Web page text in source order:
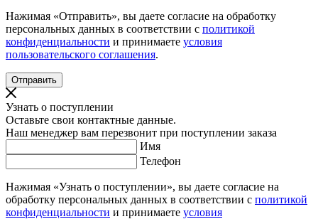
Нажимая «Отправить», вы даете согласие на обработку
персональных данных в соответствии с политикой
конфиденциальности и принимаете условия
пользовательского соглашения.
Узнать о поступлении
Оставьте свои контактные данные.
Наш менеджер вам перезвонит при поступлении заказа
Имя
Телефон
Нажимая «Узнать о поступлении», вы даете согласие на
обработку персональных данных в соответствии с политикой
конфиденциальности и принимаете условия